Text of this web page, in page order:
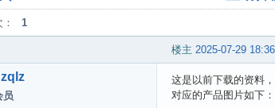
1
楼主 2025-07-29
员
这是以前下载的资料
对应的产品图片如下：